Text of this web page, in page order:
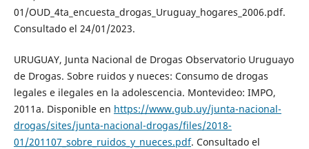
01/OUD_4ta_encuesta_drogas_Uruguay_hogares_2006.pdf.
Consultado el 24/01/2023.
URUGUAY, Junta Nacional de Drogas Observatorio Uruguayo
de Drogas. Sobre ruidos y nueces: Consumo de drogas
legales e ilegales en la adolescencia. Montevideo: IMPO,
2011a. Disponible en https://www.gub.uy/junta-nacional-
drogas/sites/junta-nacional-drogas/files/2018-
01/201107_sobre_ruidos_y_nueces.pdf. Consultado el